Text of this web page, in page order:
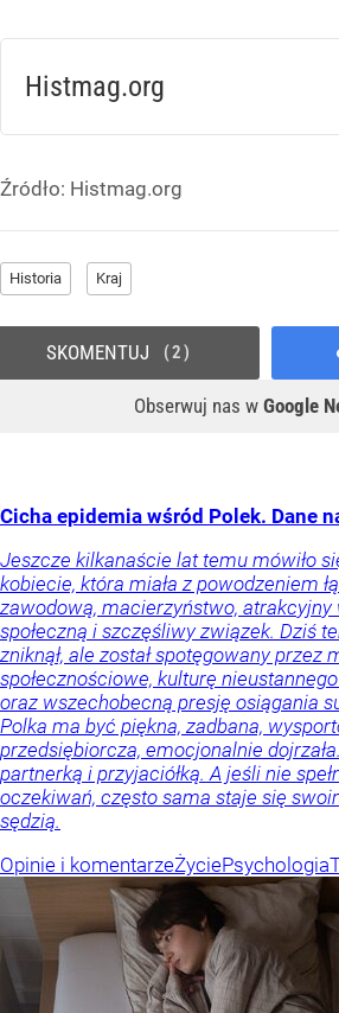
Histmag.org
Źródło: Histmag.org
Historia Kraj
Obserwuj nas w Google
SKOMENTUJ 2
Cicha epidemia wśród Polek. Dane
Jeszcze kilkanaście lat temu mówiło
kobiecie, która miała z powodzeniem
zawodową, macierzyństwo, atrakcyjny
społeczną i szczęśliwy związek. Dziś
zniknął, ale został spotęgowany przez
społecznościowe, kulturę
oraz wszechobecną presję osiągania
Polka ma być piękna, zadbana,
przedsiębiorcza, emocjonalnie
partnerką i przyjaciółką. A jeśli nie
oczekiwań, często sama staje się
sędzią.
Opinie i komentarzeŻyciePsychologia